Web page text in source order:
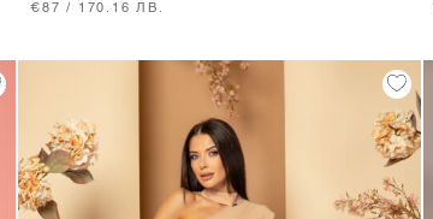
€87 / 170.16 ЛВ.